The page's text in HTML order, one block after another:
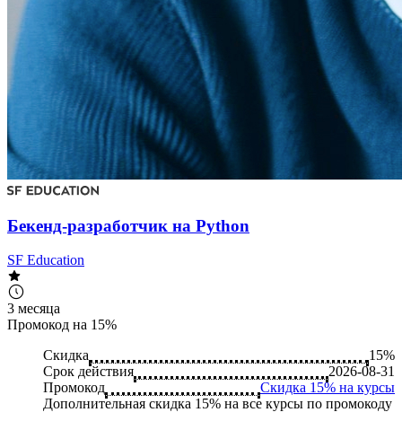
Бекенд-разработчик на Python
SF Education
3 месяца
Промокод на 15%
Скидка
15%
Срок действия
2026-08-31
Промокод
Скидка 15% на курсы
Дополнительная скидка 15% на все курсы по промокоду